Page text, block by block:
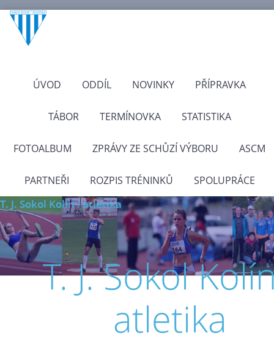
ÚVOD ODDÍL NOVINKY PŘÍPRAVKA
TÁBOR TERMÍNOVKA STATISTIKA
FOTOALBUM ZPRÁVY ZE SCHŮZÍ VÝBORU ASCM
PARTNEŘI ROZPIS TRÉNINKŮ SPOLUPRÁCE
T. J. Sokol Kolín - atletika
T. J. Sokol
atletika